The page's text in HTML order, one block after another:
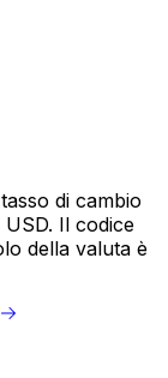
di cambio
Il codice
della valuta è